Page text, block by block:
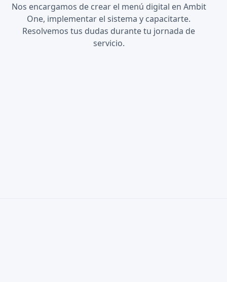
Nos encargamos de crear el menú digital en Ambit
One, implementar el sistema y capacitarte.
Resolvemos tus dudas durante tu jornada de
servicio.